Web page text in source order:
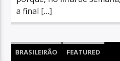
a final […]
BRASILEIRÃO FEATURED